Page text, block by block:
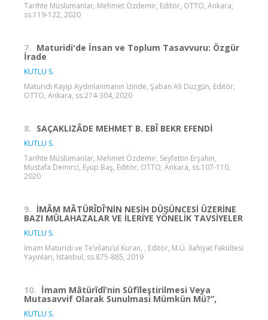
Tarihte Müslümanlar, Mehmet Özdemir, Editör, OTTO, Ankara,
ss.119-122, 2020
7. Maturidi'de İnsan ve Toplum Tasavvuru: Özgür
İrade
KUTLU S.
Maturidi Kayıp Aydınlanmanın İzinde, Şaban Ali Düzgün, Editör,
OTTO, Ankara, ss.274-304, 2020
8. SAÇAKLIZÂDE MEHMET B. EBÎ BEKR EFENDİ
KUTLU S.
Tarihte Müslümanlar, Mehmet Özdemir, Seyfettin Erşahin,
Mustafa Demirci, Eyüp Baş, Editör, OTTO, Ankara, ss.107-110,
2020
9. İMÂM MÂTÜRÎDÎ’NİN NESİH DÜŞÜNCESİ ÜZERİNE
BAZI MÜLAHAZALAR VE İLERİYE YÖNELİK TAVSİYELER
KUTLU S.
İmam Maturidi ve Te’vilatu’ul Kuran, , Editör, M.Ü. İlahiyat Fakültesi
Yayınları, İstanbul, ss.875-885, 2019
10. İmam Mâtürîdî’nin Sûfîleştirilmesi Veya
Mutasavvif Olarak Sunulmasi Mümkün Mü?”,
KUTLU S.